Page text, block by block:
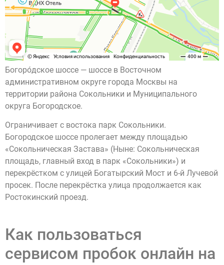
Богоро́дское шоссе — шоссе в Восточном
административном округе города Москвы на
территории района Сокольники и Муниципального
округа Богородское.
Ограничивает с востока парк Сокольники.
Богородское шоссе пролегает между площадью
«Сокольническая Застава» (Ныне: Сокольническая
площадь, главный вход в парк «Сокольники») и
перекрёстком с улицей Богатырский Мост и 6-й Лучевой
просек. После перекрёстка улица продолжается как
Ростокинский проезд.
Как пользоваться
сервисом пробок онлайн на